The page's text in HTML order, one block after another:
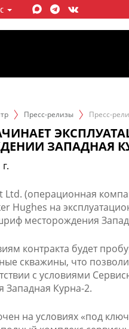
крупнейших
нефтегазовых компаний
приходится более
нефти и около 1%
Пресс-релизы Пресс-
ЗАПАДНАЯ
Ltd. (операционная
Hughes на
месторождения
контракта будет
скважины, что
с условиями
Западная Курна-2.
на условиях «под